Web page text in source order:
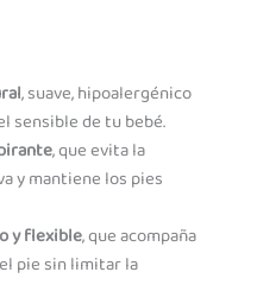
, suave, hipoalergénico
sensible de tu bebé.
, que evita la
y mantiene los pies
y flexible, que acompaña
pie sin limitar la